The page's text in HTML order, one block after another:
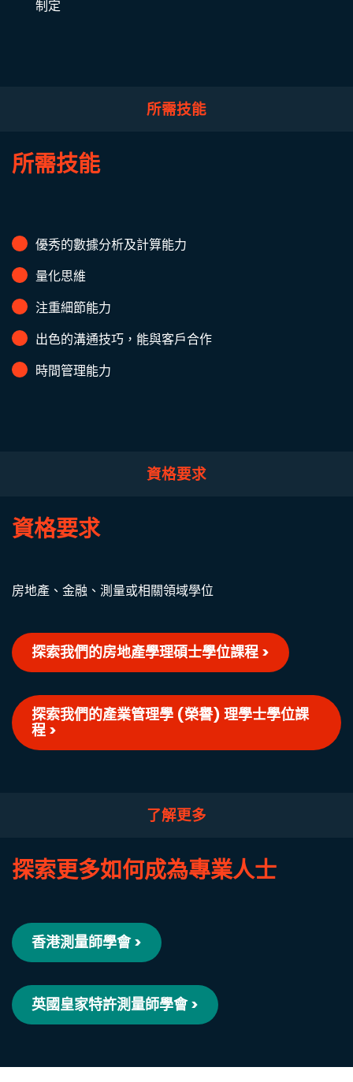
制定
所需技能
所需技能
優秀的數據分析及計算能力
量化思維
注重細節能力
出色的溝通技巧，能與客戶合作
時間管理能力
資格要求
資格要求
房地產、金融、測量或相關領域學位
探索我們的房地產學理碩士學位課程 >
探索我們的產業管理學 (榮譽) 理學士學位課
程 >
了解更多
探索更多如何成為專業人士
香港測量師學會 >
英國皇家特許測量師學會 >